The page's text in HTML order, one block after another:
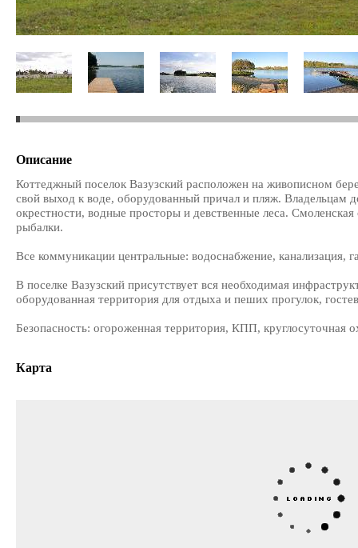
Описание
Коттеджный поселок Вазузский расположен на живописном
свой выход к воде, оборудованный причал и пляж. Владельцам
окрестности, водные просторы и девственные леса.
рыбалки.
Все коммуникации центральные: водоснабжение, канализация,
В поселке Вазузский присутствует вся необходимая
оборудованная территория для отдыха и пеших прогулок,
Безопасность: огороженная территория, КПП, круглосуточная
Карта